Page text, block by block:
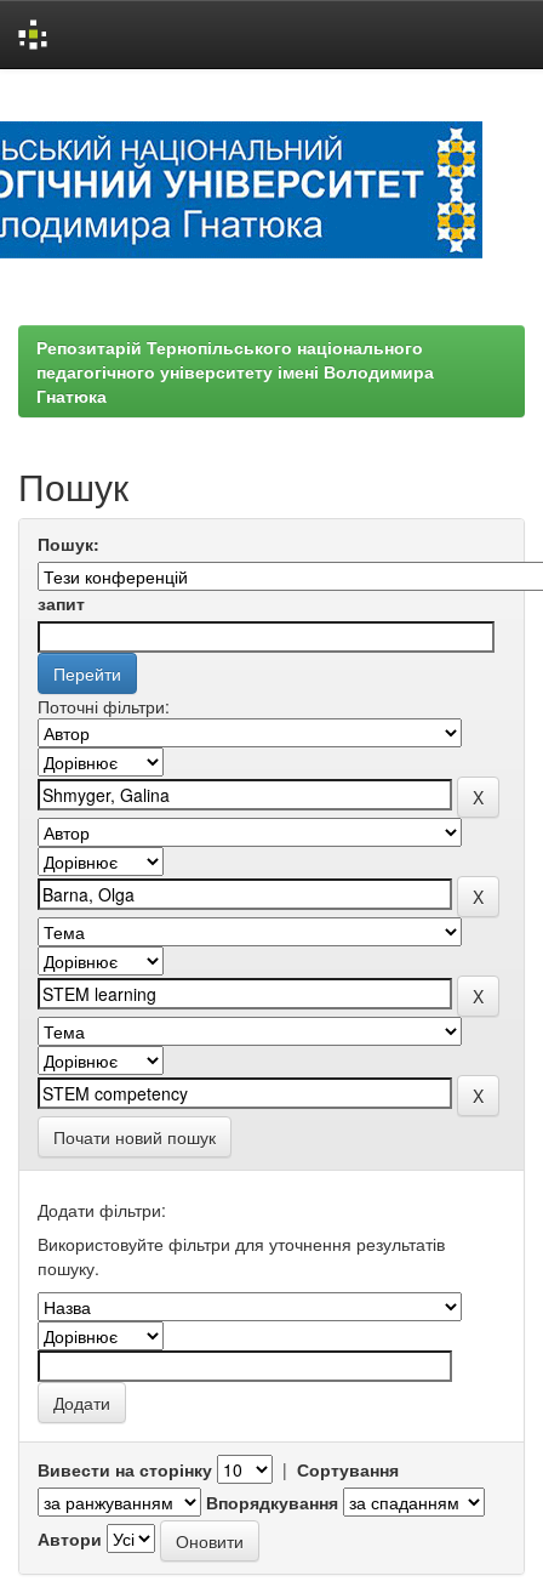
Репозитарій Тернопільського національного
педагогічного університету імені Володимира
Гнатюка
Пошук
Пошук:
запит
Поточні фільтри:
Почати новий пошук
Додати фільтри:
Використовуйте фільтри для уточнення результатів
пошуку.
Вивести на сторінку | Сортування
Впорядкування
Автори